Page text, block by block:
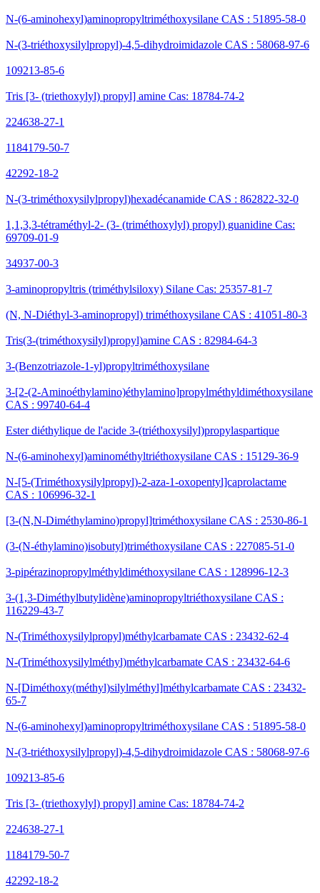
N-(6-aminohexyl)aminopropyltriméthoxysilane CAS : 51895-58-0
N-(3-triéthoxysilylpropyl)-4,5-dihydroimidazole CAS : 58068-97-6
109213-85-6
Tris [3- (triethoxylyl) propyl] amine Cas: 18784-74-2
224638-27-1
1184179-50-7
42292-18-2
N-(3-triméthoxysilylpropyl)hexadécanamide CAS : 862822-32-0
1,1,3,3-tétraméthyl-2- (3- (triméthoxylyl) propyl) guanidine Cas:
69709-01-9
34937-00-3
3-aminopropyltris (triméthylsiloxy) Silane Cas: 25357-81-7
(N, N-Diéthyl-3-aminopropyl) triméthoxysilane CAS : 41051-80-3
Tris(3-(triméthoxysilyl)propyl)amine CAS : 82984-64-3
3-(Benzotriazole-1-yl)propyltriméthoxysilane
3-[2-(2-Aminoéthylamino)éthylamino]propylméthyldiméthoxysilane
CAS : 99740-64-4
Ester diéthylique de l'acide 3-(triéthoxysilyl)propylaspartique
N-(6-aminohexyl)aminométhyltriéthoxysilane CAS : 15129-36-9
N-[5-(Triméthoxysilylpropyl)-2-aza-1-oxopentyl]caprolactame
CAS : 106996-32-1
[3-(N,N-Diméthylamino)propyl]triméthoxysilane CAS : 2530-86-1
(3-(N-éthylamino)isobutyl)triméthoxysilane CAS : 227085-51-0
3-pipérazinopropylméthyldiméthoxysilane CAS : 128996-12-3
3-(1,3-Diméthylbutylidène)aminopropyltriéthoxysilane CAS :
116229-43-7
N-(Triméthoxysilylpropyl)méthylcarbamate CAS : 23432-62-4
N-(Triméthoxysilylméthyl)méthylcarbamate CAS : 23432-64-6
N-[Diméthoxy(méthyl)silylméthyl]méthylcarbamate CAS : 23432-
65-7
N-(6-aminohexyl)aminopropyltriméthoxysilane CAS : 51895-58-0
N-(3-triéthoxysilylpropyl)-4,5-dihydroimidazole CAS : 58068-97-6
109213-85-6
Tris [3- (triethoxylyl) propyl] amine Cas: 18784-74-2
224638-27-1
1184179-50-7
42292-18-2